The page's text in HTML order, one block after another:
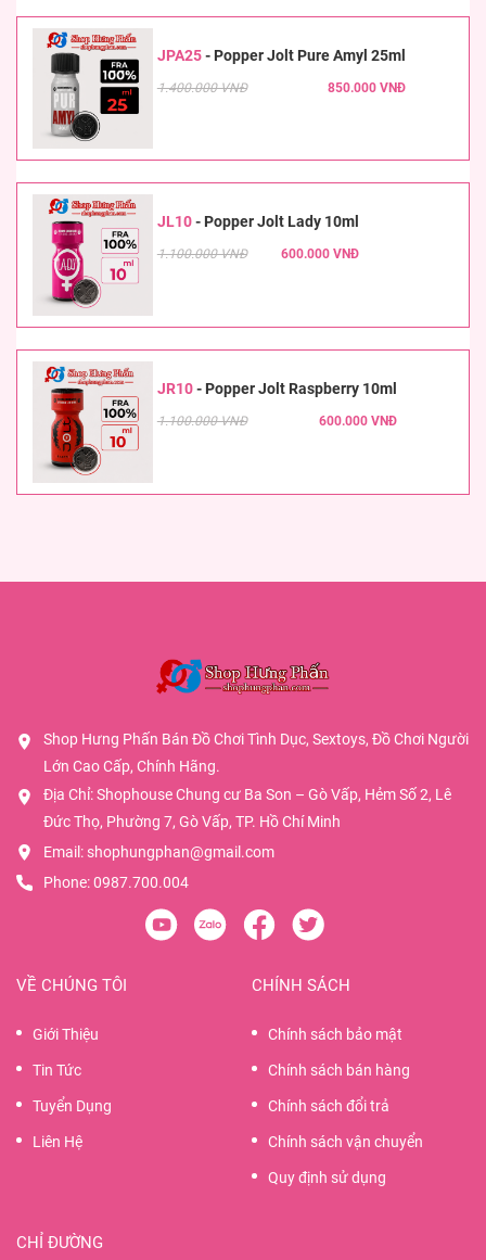
JPA25- Popper Jolt Pure Amyl 25ml
1.400.000 VNĐ 850.000 VNĐ
JL10- Popper Jolt Lady 10ml
1.100.000 VNĐ 600.000 VNĐ
JR10- Popper Jolt Raspberry 10ml
1.100.000 VNĐ 600.000 VNĐ
Shop Hưng Phấn Bán Đồ Chơi Tình Dục, Sextoys, Đồ Chơi Người
Lớn Cao Cấp, Chính Hãng.
Địa Chỉ: Shophouse Chung cư Ba Son – Gò Vấp, Hẻm Số 2, Lê
Đức Thọ, Phường 7, Gò Vấp, TP. Hồ Chí Minh
Email: shophungphan@gmail.com
Phone:0987.700.004
VỀ CHÚNG TÔI
Giới Thiệu
Tin Tức
Tuyển Dụng
Liên Hệ
CHÍNH SÁCH
Chính sách bảo mật
Chính sách bán hàng
Chính sách đổi trả
Chính sách vận chuyển
Quy định sử dụng
CHỈ ĐƯỜNG